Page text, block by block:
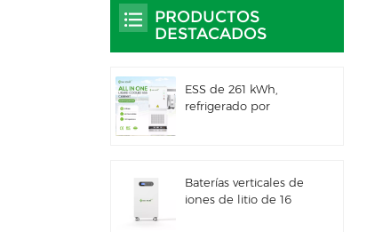
PRODUCTOS
DESTACADOS
ESS de 261 kWh,
refrigerado por
Baterías verticales de
iones de litio de 16